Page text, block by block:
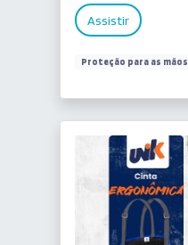
Assistir
Proteção para as mãos